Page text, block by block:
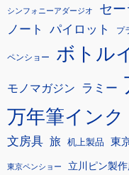
シンフォニーアダージオ セ
ノート パイロット プ
ペンショー ボトル
モノマガジン ラミー
万年筆インク
文房具 旅 机上製品 東
東京ペンショー 立川ピン製